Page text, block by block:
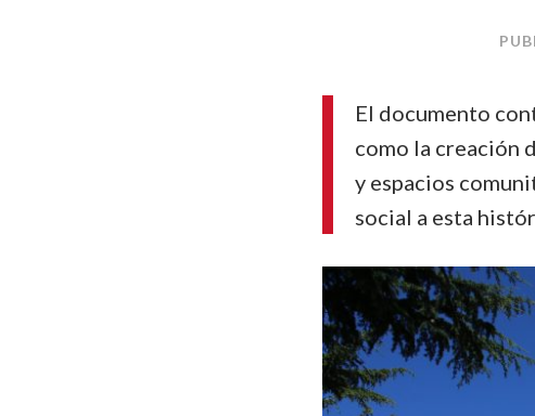
El documento
como la creación
y espacios
social a esta